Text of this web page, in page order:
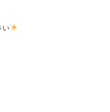
い